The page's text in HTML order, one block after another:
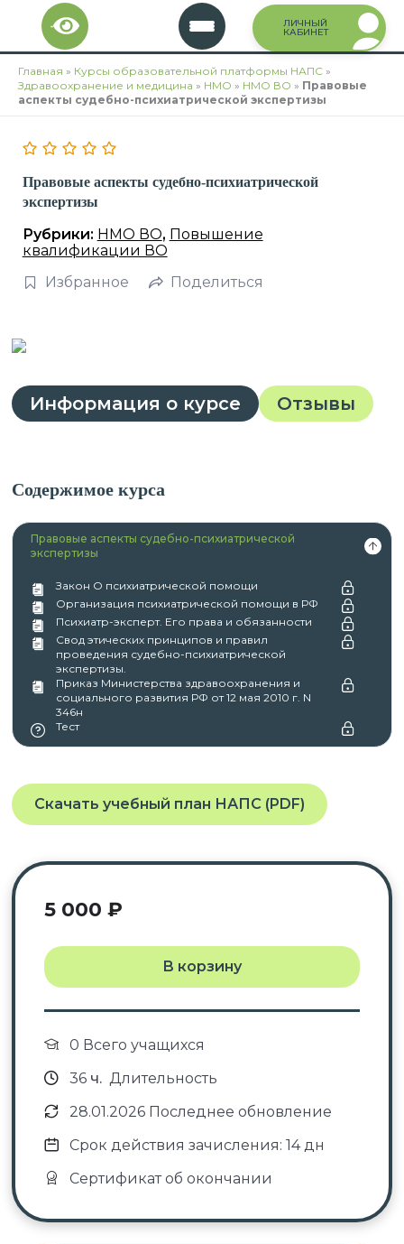
Перейти
содержимому
ЛИЧНЫЙ
КАБИНЕТ
Главная » Курсы образовательной платформы НАПС »
Здравоохранение и медицина » НМО » НМО ВО » Правовые
аспекты судебно-психиатрической экспертизы
Правовые аспекты судебно-психиатрической
экспертизы
Рубрики: НМО ВО, Повышение
квалификации ВО
Избранное
Поделиться
Информация о курсе Отзывы
Содержимое курса
Правовые аспекты судебно-психиатрической
экспертизы
Закон О психиатрической помощи
Организация психиатрической помощи в РФ
Психиатр-эксперт. Его права и обязанности
Свод этических принципов и правил
проведения судебно-психиатрической
экспертизы.
Приказ Министерства здравоохранения и
социального развития РФ от 12 мая 2010 г. N
346н
Тест
Скачать учебный план НАПС (PDF)
5 000 ₽
В корзину
0 Всего учащихся
36ч. Длительность
28.01.2026 Последнее обновление
Срок действия зачисления: 14 дн
Сертификат об окончании